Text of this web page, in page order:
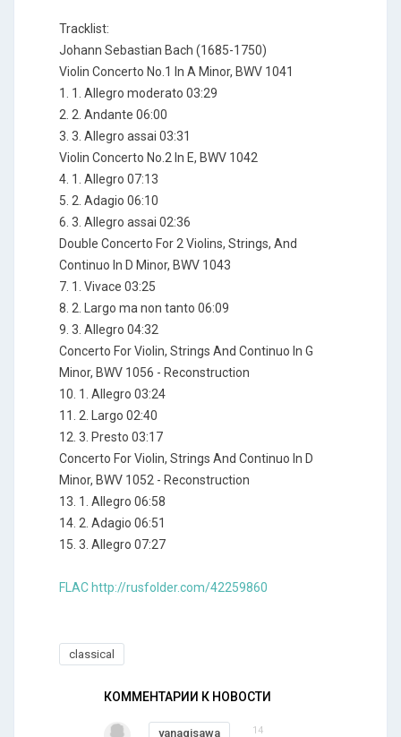
Tracklist:
Johann Sebastian Bach (1685-1750)
Violin Concerto No.1 In A Minor, BWV 1041
1. 1. Allegro moderato 03:29
2. 2. Andante 06:00
3. 3. Allegro assai 03:31
Violin Concerto No.2 In E, BWV 1042
4. 1. Allegro 07:13
5. 2. Adagio 06:10
6. 3. Allegro assai 02:36
Double Concerto For 2 Violins, Strings, And
Continuo In D Minor, BWV 1043
7. 1. Vivace 03:25
8. 2. Largo ma non tanto 06:09
9. 3. Allegro 04:32
Concerto For Violin, Strings And Continuo In G
Minor, BWV 1056 - Reconstruction
10. 1. Allegro 03:24
11. 2. Largo 02:40
12. 3. Presto 03:17
Concerto For Violin, Strings And Continuo In D
Minor, BWV 1052 - Reconstruction
13. 1. Allegro 06:58
14. 2. Adagio 06:51
15. 3. Allegro 07:27
FLAC http://rusfolder.com/42259860
classical
КОММЕНТАРИИ К НОВОСТИ
yanagisawa 14